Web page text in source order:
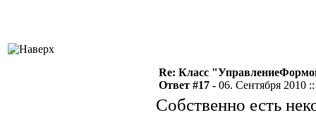
Re: Класс
Ответ #17 - 06. Сентября 2010
Собственно есть